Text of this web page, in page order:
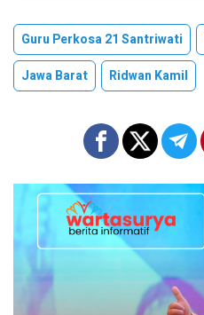
Guru Perkosa 21 Santriwati
Jawa Barat
Ridwan Kamil